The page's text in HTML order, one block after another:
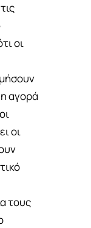
οι
αγορά
οι
τους